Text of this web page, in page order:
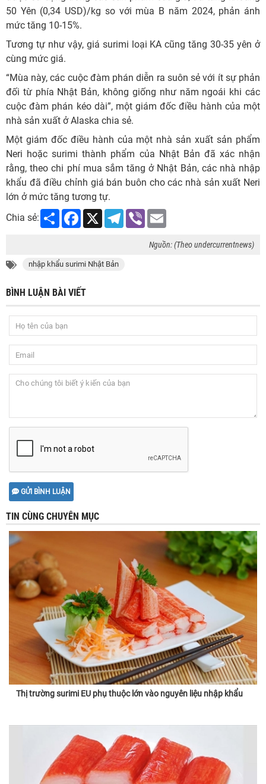
50 Yên (0,34 USD)/kg so với mùa B năm 2024, phản ánh
mức tăng 10-15%.
Tương tự như vậy, giá surimi loại KA cũng tăng 30-35 yên ở
cùng mức giá.
“Mùa này, các cuộc đàm phán diễn ra suôn sẻ với ít sự phản
đối từ phía Nhật Bản, không giống như năm ngoái khi các
cuộc đàm phán kéo dài”, một giám đốc điều hành của một
nhà sản xuất ở Alaska chia sẻ.
Một giám đốc điều hành của một nhà sản xuất sản phẩm
Neri hoặc surimi thành phẩm của Nhật Bản đã xác nhận
rằng, theo chi phí mua sắm tăng ở Nhật Bản, các nhà nhập
khẩu đã điều chỉnh giá bán buôn cho các nhà sản xuất Neri
lớn ở mức tăng tương tự.
Chia sẻ:
Share Facebook
X Telegram
Viber
Nguồn: (Theo undercurrentnews)
nhập khẩu surimi Nhật Bản
BÌNH LUẬN BÀI VIẾT
GỬI BÌNH LUẬN
TIN CÙNG CHUYÊN MỤC
Thị trường surimi EU phụ thuộc lớn vào nguyên liệu nhập khẩu